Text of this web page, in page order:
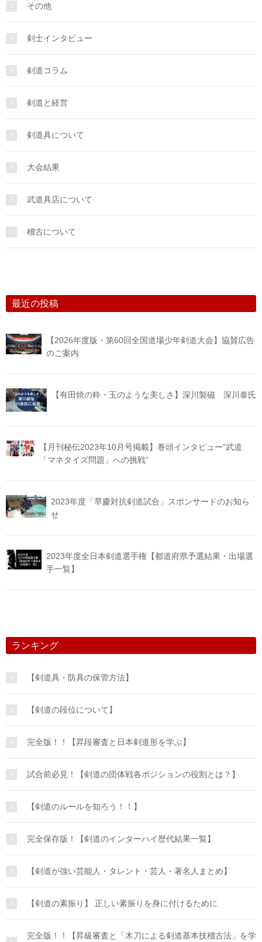
その他
剣士インタビュー
剣道コラム
剣道と経営
剣道具について
大会結果
武道具店について
稽古について
最近の投稿
【2026年度版・第60回全国道場少年剣道大会】協賛広告
のご案内
【有田焼の粋・玉のような美しさ】深川製磁 深川泰氏
【月刊秘伝2023年10月号掲載】巻頭インタビュー”武道
「マネタイズ問題」への挑戦”
2023年度「早慶対抗剣道試合」スポンサードのお知ら
せ
2023年度全日本剣道選手権【都道府県予選結果・出場選
手一覧】
ランキング
【剣道具・防具の保管方法】
【剣道の段位について】
完全版！！【昇段審査と日本剣道形を学ぶ】
試合前必見！【剣道の団体戦各ポジションの役割とは？】
【剣道のルールを知ろう！！】
完全保存版！【剣道のインターハイ歴代結果一覧】
【剣道が強い芸能人・タレント・芸人・著名人まとめ】
【剣道の素振り】 正しい素振りを身に付けるために
完全版！！【昇級審査と「木刀による剣道基本技稽古法」を学